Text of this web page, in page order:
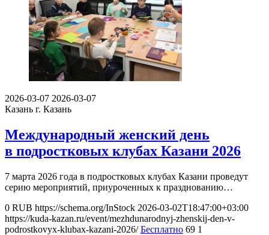
2026-03-07 2026-03-07
Казань г. Казань
Международный женский день
в подростковых клубах Казани 2026
7 марта 2026 года в подростковых клубах Казани проведут
серию мероприятий, приуроченных к празднованию…
0 RUB https://schema.org/InStock 2026-03-02T18:47:00+03:00
https://kuda-kazan.ru/event/mezhdunarodnyj-zhenskij-den-v-
podrostkovyx-klubax-kazani-2026/ Бесплатно 69 1